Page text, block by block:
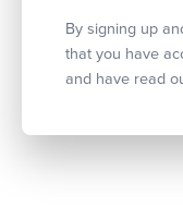
By signing up
that you have
and have read